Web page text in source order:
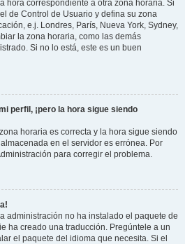
hora correspondiente a otra zona horaria. Si
de Control de Usuario y defina su zona
e.j. Londres, París, Nueva York, Sydney,
la zona horaria, como las demás
Si no lo está, este es un buen
perfil, ¡pero la hora sigue siendo
horaria es correcta y la hora sigue siendo
en el servidor es errónea. Por
para corregir el problema.
administración no ha instalado el paquete de
ha creado una traducción. Pregúntele a un
el paquete del idioma que necesita. Si el